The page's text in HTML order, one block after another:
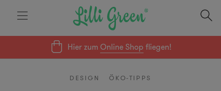
Hier zumOnline Shop fliegen!
DESIGN ÖKO-TIPPS